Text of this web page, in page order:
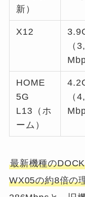
新）
X12
（
HOME
5G
L13（ホ
ーム）
（
最新機種の
WX05の約8倍の